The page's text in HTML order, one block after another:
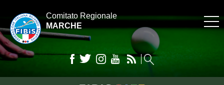
Comitato Regionale
MARCHE